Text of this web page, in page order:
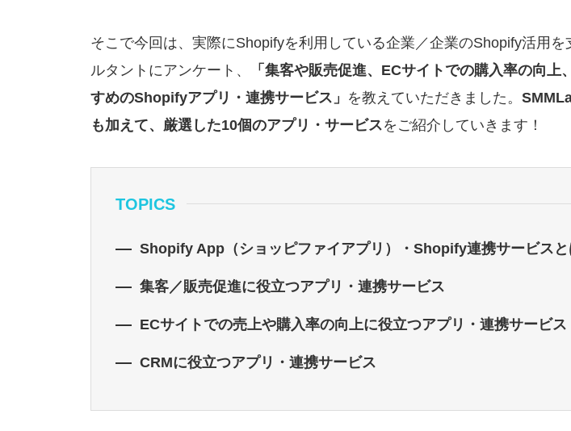
そこで今回は、実際にShopifyを利用している企業／企業のShopify活用を
ルタントにアンケート、
「集客や販売促進、ECサイトでの購入率の向上
すめのShopifyアプリ・連携サービス」 を教えていただきました。
も加えて、厳選した10個のアプリ・サービスをご紹介していきます！
TOPICS
Shopify App（ショッピファイアプリ）・Shopify連携サービスと
集客／販売促進に役立つアプリ・連携サービス
ECサイトでの売上や購入率の向上に役立つアプリ・連携サービス
CRMに役立つアプリ・連携サービス